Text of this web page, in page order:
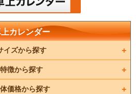
カレンダー
イズから探す
特徴から探す
価格から探す